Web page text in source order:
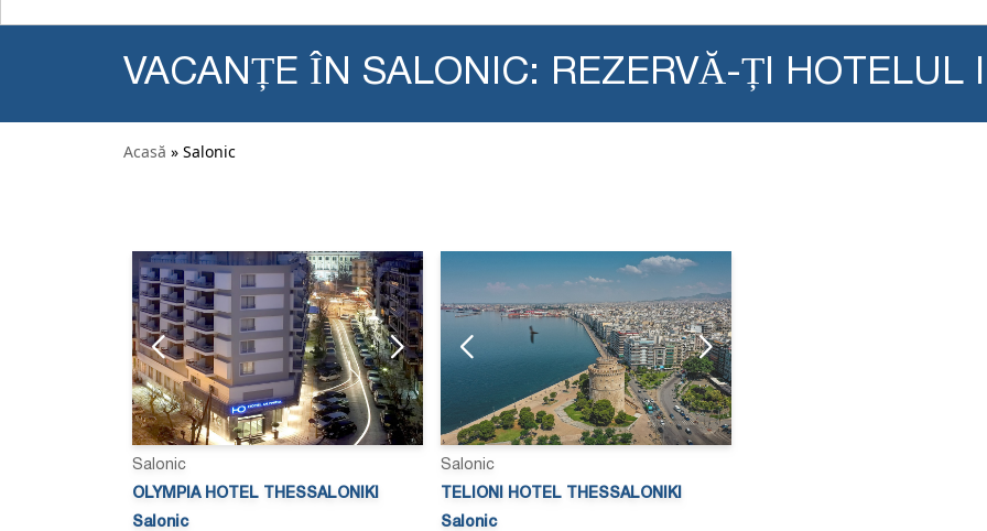
VACANȚE ÎN SALONIC: REZERVĂ-ȚI HOTELUL
Acasă » Salonic
Salonic
OLYMPIA HOTEL THESSALONIKI
Salonic
Salonic
TELIONI HOTEL THESSALONIKI
Salonic